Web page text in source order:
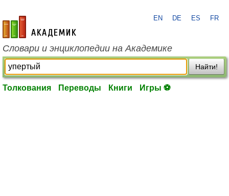
academic.ru
EN DE ES FR
Словари и энциклопедии на Академике
Найти!
Толкования Переводы Книги Игры ⚽